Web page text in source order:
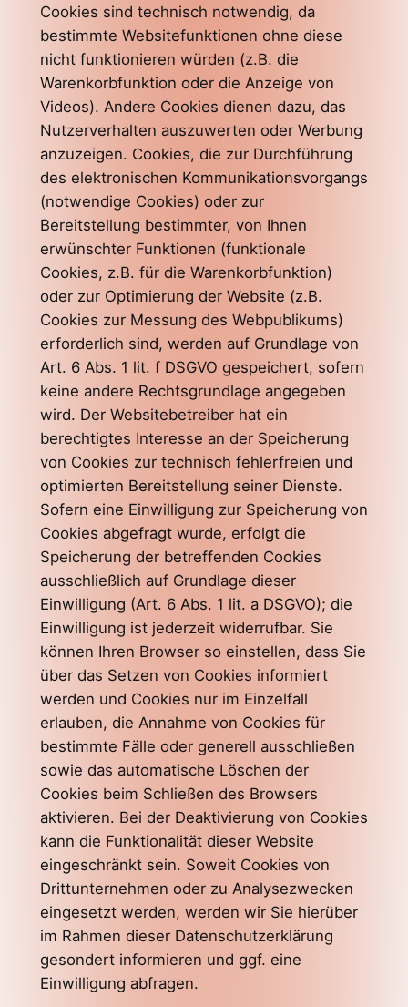
Cookies sind technisch notwendig, da
bestimmte Websitefunktionen ohne diese
nicht funktionieren würden (z.B. die
Warenkorbfunktion oder die Anzeige von
Videos). Andere Cookies dienen dazu, das
Nutzerverhalten auszuwerten oder Werbung
anzuzeigen. Cookies, die zur Durchführung
des elektronischen Kommunikationsvorgangs
(notwendige Cookies) oder zur
Bereitstellung bestimmter, von Ihnen
erwünschter Funktionen (funktionale
Cookies, z.B. für die Warenkorbfunktion)
oder zur Optimierung der Website (z.B.
Cookies zur Messung des Webpublikums)
erforderlich sind, werden auf Grundlage von
Art. 6 Abs. 1 lit. f DSGVO gespeichert, sofern
keine andere Rechtsgrundlage angegeben
wird. Der Websitebetreiber hat ein
berechtigtes Interesse an der Speicherung
von Cookies zur technisch fehlerfreien und
optimierten Bereitstellung seiner Dienste.
Sofern eine Einwilligung zur Speicherung von
Cookies abgefragt wurde, erfolgt die
Speicherung der betreffenden Cookies
ausschließlich auf Grundlage dieser
Einwilligung (Art. 6 Abs. 1 lit. a DSGVO); die
Einwilligung ist jederzeit widerrufbar. Sie
können Ihren Browser so einstellen, dass Sie
über das Setzen von Cookies informiert
werden und Cookies nur im Einzelfall
erlauben, die Annahme von Cookies für
bestimmte Fälle oder generell ausschließen
sowie das automatische Löschen der
Cookies beim Schließen des Browsers
aktivieren. Bei der Deaktivierung von Cookies
kann die Funktionalität dieser Website
eingeschränkt sein. Soweit Cookies von
Drittunternehmen oder zu Analysezwecken
eingesetzt werden, werden wir Sie hierüber
im Rahmen dieser Datenschutzerklärung
gesondert informieren und ggf. eine
Einwilligung abfragen.